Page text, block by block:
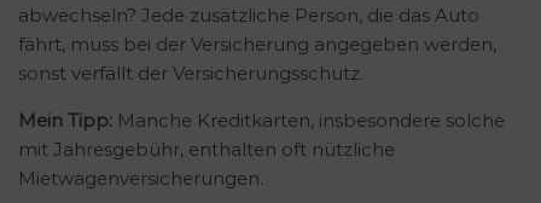
abwechseln? Jede zusätzliche Person, die das Auto
fährt, muss bei der Versicherung angegeben werden,
sonst verfällt der Versicherungsschutz.
Mein Tipp: Manche Kreditkarten, insbesondere solche
mit Jahresgebühr, enthalten oft nützliche
Mietwagenversicherungen.